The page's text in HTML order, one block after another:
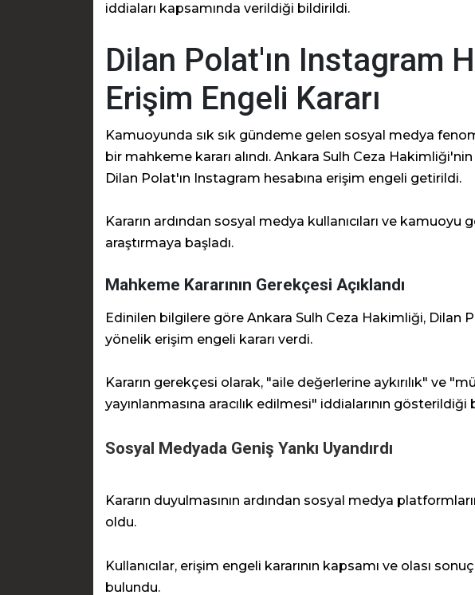
iddiaları kapsamında verildiği bildirildi.
Dilan Polat'ın Instagram
Erişim Engeli Kararı
Kamuoyunda sık sık gündeme gelen sosyal medya
bir mahkeme kararı alındı. Ankara Sulh Ceza
Dilan Polat'ın Instagram hesabına erişim engeli getirildi.
Kararın ardından sosyal medya kullanıcıları ve kamuoyu
araştırmaya başladı.
Mahkeme Kararının Gerekçesi Açıklandı
Edinilen bilgilere göre Ankara Sulh Ceza Hakimliği, Dilan
yönelik erişim engeli kararı verdi.
Kararın gerekçesi olarak, "aile değerlerine aykırılık" ve
yayınlanmasına aracılık edilmesi" iddialarının gösterildiği
Sosyal Medyada Geniş Yankı Uyandırdı
Kararın duyulmasının ardından sosyal medya
oldu.
Kullanıcılar, erişim engeli kararının kapsamı ve olası
bulundu.